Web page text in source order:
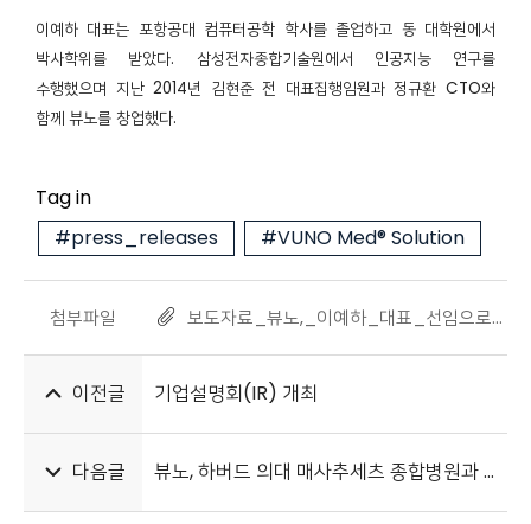
이예하 대표는 포항공대 컴퓨터공학 학사를 졸업하고 동 대학원에서
박사학위를 받았다. 삼성전자종합기술원에서 인공지능 연구를
수행했으며 지난 2014년 김현준 전 대표집행임원과 정규환 CTO와
함께 뷰노를 창업했다.
Tag in
#press_releases
#VUNO Med® Solution
첨부파일 보도자료_뷰노,_이예하_대표_선임으로_최대주주_책임경영_강화_220203.pdf
이전글 기업설명회(IR) 개최
다음글 뷰노, 하버드 의대 매사추세츠 종합병원과 임상 연구 계약 체결